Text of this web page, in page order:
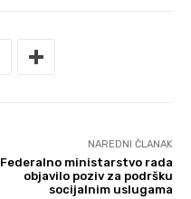
NAREDNI ČLANAK
Federalno ministarstvo rada
objavilo poziv za podršku
socijalnim uslugama